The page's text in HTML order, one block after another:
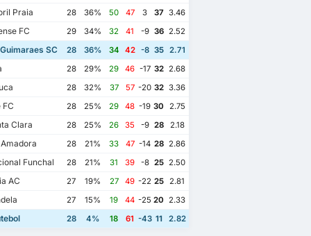
Praia 28 36% 50 47 3 37 3.46
FC 29 34% 32 41 -9 36 2.52
SC 28 36% 34 42 -8 35 2.71
28 29% 29 46 -17 32 2.68
28 32% 37 57 -20 32 3.36
FC 28 25% 29 48 -19 30 2.75
Clara 28 25% 26 35 -9 28
2.18
28 21% 33 47 -14 28 2.86
Funchal 28 21% 31 39 -8 25 2.50
AC 27 19% 27 49 -22 25
2.81
27 15% 19 44 -25 20 2.33
28 4% 18 61 -43 11 2.82